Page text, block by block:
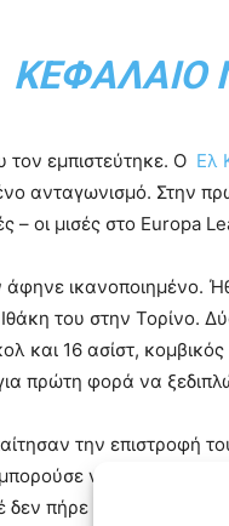
ΚΕΦΆΛΑΙΟ
εμπιστεύτηκε. Ο Ελ
ανταγωνισμό. Στην
– οι μισές στο Europa
ικανοποιημένο.
του στην Τορίνο.
και 16 ασίστ,
πρώτη φορά να
την επιστροφή
να μείνει στον
πήρε μαζεμένα